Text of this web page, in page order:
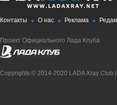
Контакты О нас Реклама
Проект Официального Лада Клуба
Copyrights © 2014-2020 LADA Xray Club